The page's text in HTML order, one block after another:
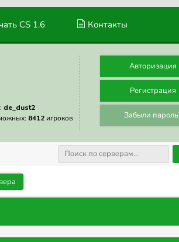
CS 1.6 Контакты
de_dust2
8412 игроков
Авторизация
Регистрация
Забыли